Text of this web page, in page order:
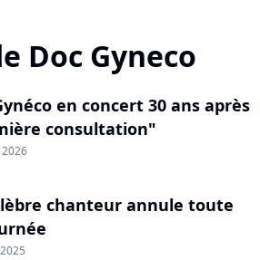
Doc Gyneco
en concert 30 ans après
consultation"
chanteur annule toute